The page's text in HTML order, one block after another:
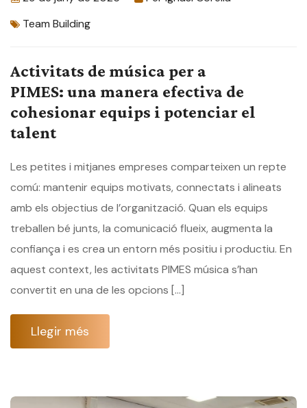
Team Building
Activitats de música per a
PIMES: una manera efectiva de
cohesionar equips i potenciar el
talent
Les petites i mitjanes empreses comparteixen un repte
comú: mantenir equips motivats, connectats i alineats
amb els objectius de l’organització. Quan els equips
treballen bé junts, la comunicació flueix, augmenta la
confiança i es crea un entorn més positiu i productiu. En
aquest context, les activitats PIMES música s’han
convertit en una de les opcions […]
Llegir més